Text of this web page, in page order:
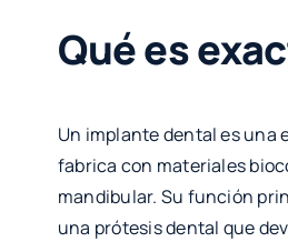
Qué es
Un implante dental es una
fabrica con materiales
mandibular. Su función
una prótesis dental que